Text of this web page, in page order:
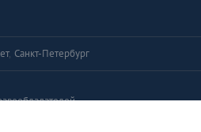
, Санкт-Петербург